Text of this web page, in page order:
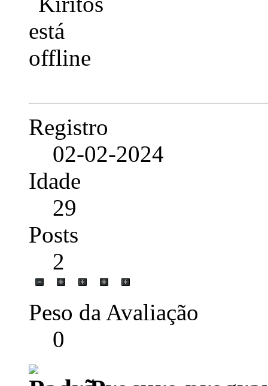
Registro
02-02-2024
Idade
29
Posts
2
Peso da Avaliação
0